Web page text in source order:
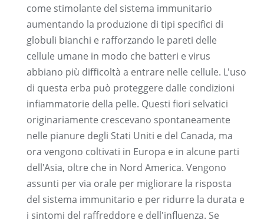
come stimolante del sistema immunitario
aumentando la produzione di tipi specifici di
globuli bianchi e rafforzando le pareti delle
cellule umane in modo che batteri e virus
abbiano più difficoltà a entrare nelle cellule. L'uso
di questa erba può proteggere dalle condizioni
infiammatorie della pelle. Questi fiori selvatici
originariamente crescevano spontaneamente
nelle pianure degli Stati Uniti e del Canada, ma
ora vengono coltivati ​​in Europa e in alcune parti
dell'Asia, oltre che in Nord America. Vengono
assunti per via orale per migliorare la risposta
del sistema immunitario e per ridurre la durata e
i sintomi del raffreddore e dell'influenza. Se